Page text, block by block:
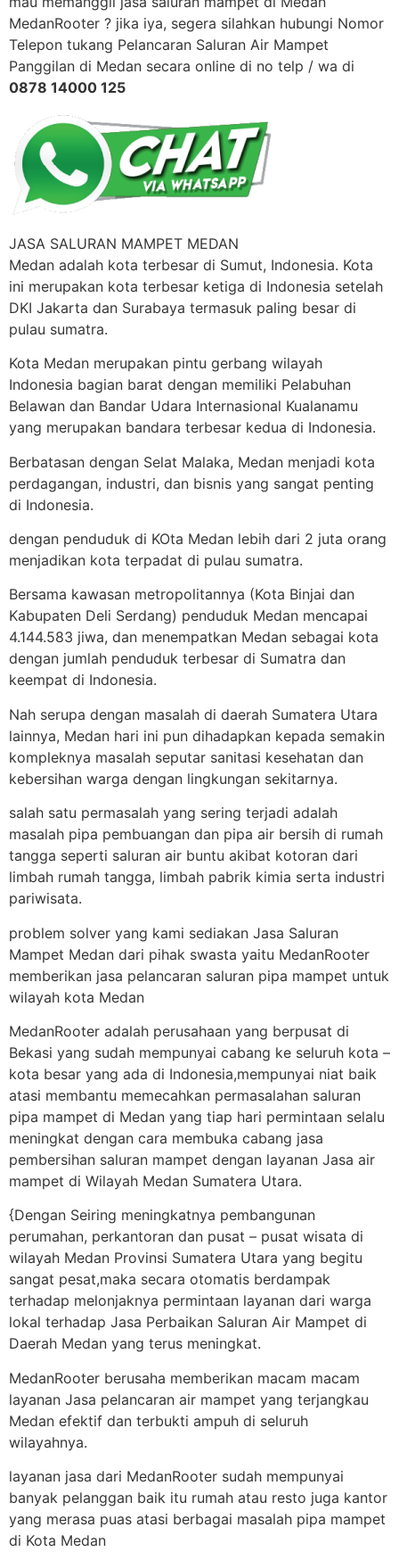
MedanRooter ? jika iya, segera silahkan hubungi Nomor
Telepon tukang Pelancaran Saluran Air Mampet
Panggilan di Medan secara online di no telp / wa di
0878 14000 125
JASA SALURAN MAMPET MEDAN
Medan adalah kota terbesar di Sumut, Indonesia. Kota
ini merupakan kota terbesar ketiga di Indonesia setelah
DKI Jakarta dan Surabaya termasuk paling besar di
pulau sumatra.
Kota Medan merupakan pintu gerbang wilayah
Indonesia bagian barat dengan memiliki Pelabuhan
Belawan dan Bandar Udara Internasional Kualanamu
yang merupakan bandara terbesar kedua di Indonesia.
Berbatasan dengan Selat Malaka, Medan menjadi kota
perdagangan, industri, dan bisnis yang sangat penting
di Indonesia.
dengan penduduk di KOta Medan lebih dari 2 juta orang
menjadikan kota terpadat di pulau sumatra.
Bersama kawasan metropolitannya (Kota Binjai dan
Kabupaten Deli Serdang) penduduk Medan mencapai
4.144.583 jiwa, dan menempatkan Medan sebagai kota
dengan jumlah penduduk terbesar di Sumatra dan
keempat di Indonesia.
Nah serupa dengan masalah di daerah Sumatera Utara
lainnya, Medan hari ini pun dihadapkan kepada semakin
kompleknya masalah seputar sanitasi kesehatan dan
kebersihan warga dengan lingkungan sekitarnya.
salah satu permasalah yang sering terjadi adalah
masalah pipa pembuangan dan pipa air bersih di rumah
tangga seperti saluran air buntu akibat kotoran dari
limbah rumah tangga, limbah pabrik kimia serta industri
pariwisata.
problem solver yang kami sediakan Jasa Saluran
Mampet Medan dari pihak swasta yaitu MedanRooter
memberikan jasa pelancaran saluran pipa mampet untuk
wilayah kota Medan
MedanRooter adalah perusahaan yang berpusat di
Bekasi yang sudah mempunyai cabang ke seluruh kota –
kota besar yang ada di Indonesia,mempunyai niat baik
atasi membantu memecahkan permasalahan saluran
pipa mampet di Medan yang tiap hari permintaan selalu
meningkat dengan cara membuka cabang jasa
pembersihan saluran mampet dengan layanan Jasa air
mampet di Wilayah Medan Sumatera Utara.
{Dengan Seiring meningkatnya pembangunan
perumahan, perkantoran dan pusat – pusat wisata di
wilayah Medan Provinsi Sumatera Utara yang begitu
sangat pesat,maka secara otomatis berdampak
terhadap melonjaknya permintaan layanan dari warga
lokal terhadap Jasa Perbaikan Saluran Air Mampet di
Daerah Medan yang terus meningkat.
MedanRooter berusaha memberikan macam macam
layanan Jasa pelancaran air mampet yang terjangkau
Medan efektif dan terbukti ampuh di seluruh
wilayahnya.
layanan jasa dari MedanRooter sudah mempunyai
banyak pelanggan baik itu rumah atau resto juga kantor
yang merasa puas atasi berbagai masalah pipa mampet
di Kota Medan